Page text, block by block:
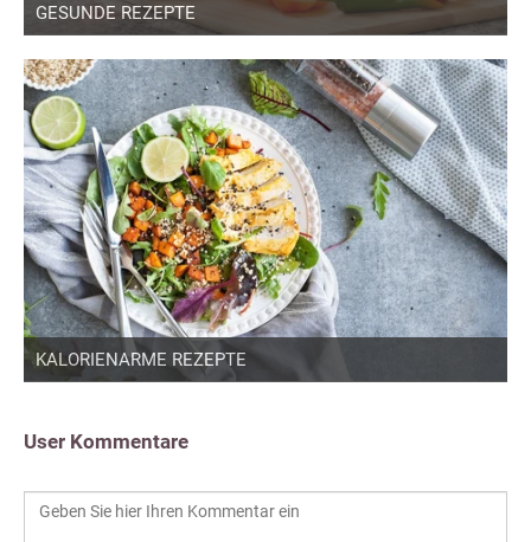
GESUNDE REZEPTE
KALORIENARME REZEPTE
User Kommentare